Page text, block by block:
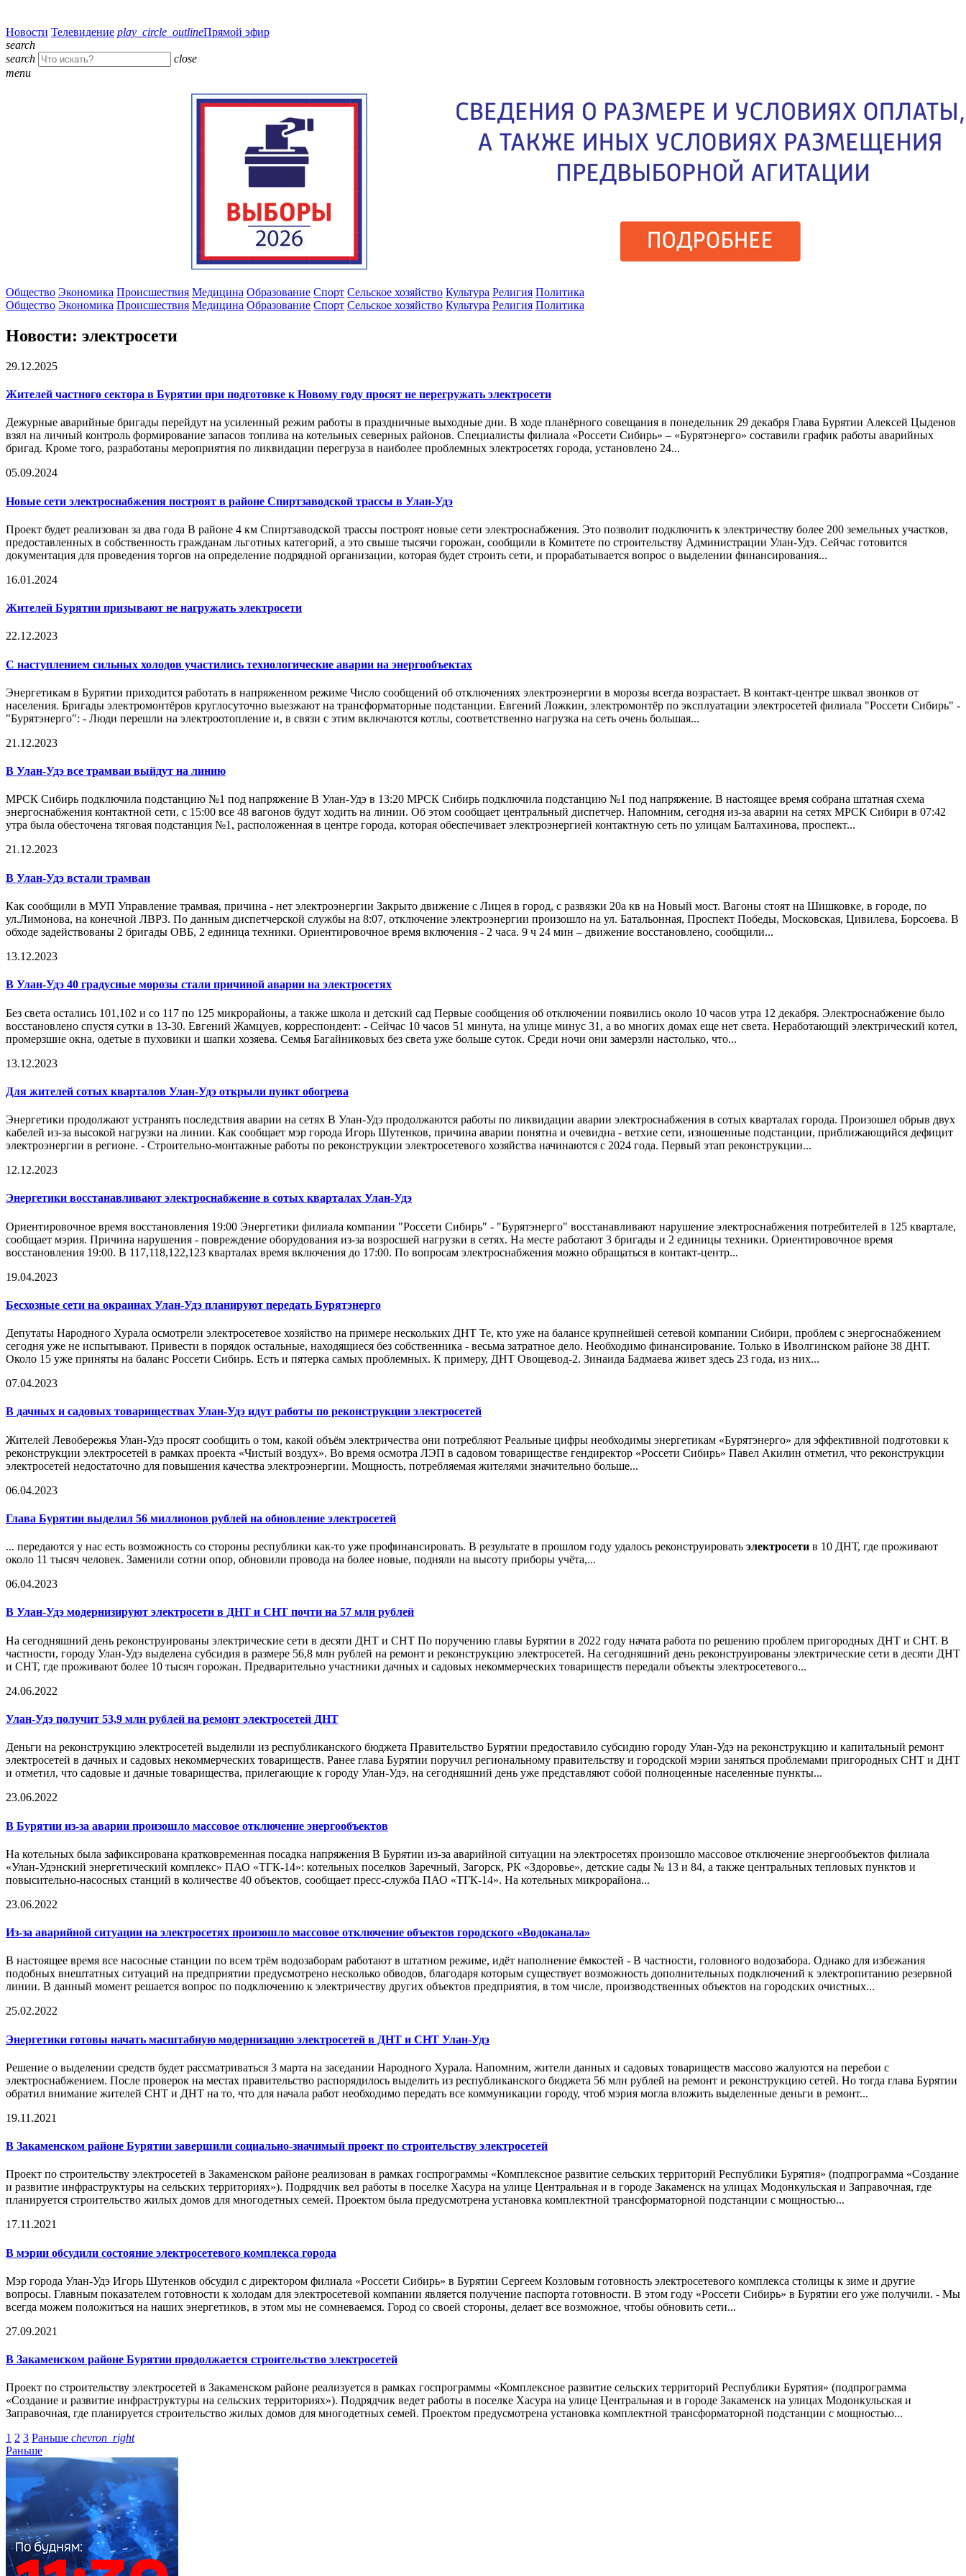
Новости Телевидение play_circle_outlineПрямой эфир
search
search
close
menu
Общество Экономика Происшествия Медицина Образование Спорт Сельское хозяйство Культура Религия Политика
Общество Экономика Происшествия Медицина Образование Спорт Сельское хозяйство Культура Религия Политика
Новости: электросети
29.12.2025
Жителей частного сектора в Бурятии при подготовке к Новому году просят не перегружать электросети
Дежурные аварийные бригады перейдут на усиленный режим работы в праздничные выходные дни. В ходе планёрного совещания в понедельник 29 декабря Глава Бурятии Алексей Цыденов
взял на личный контроль формирование запасов топлива на котельных северных районов. Специалисты филиала «Россети Сибирь» – «Бурятэнерго» составили график работы аварийных
бригад. Кроме того, разработаны мероприятия по ликвидации перегруза в наиболее проблемных электросетях города, установлено 24...
05.09.2024
Новые сети электроснабжения построят в районе Спиртзаводской трассы в Улан-Удэ
Проект будет реализован за два года В районе 4 км Спиртзаводской трассы построят новые сети электроснабжения. Это позволит подключить к электричеству более 200 земельных участков,
предоставленных в собственность гражданам льготных категорий, а это свыше тысячи горожан, сообщили в Комитете по строительству Администрации Улан-Удэ. Сейчас готовится
документация для проведения торгов на определение подрядной организации, которая будет строить сети, и прорабатывается вопрос о выделении финансирования...
16.01.2024
Жителей Бурятии призывают не нагружать электросети
22.12.2023
С наступлением сильных холодов участились технологические аварии на энергообъектах
Энергетикам в Бурятии приходится работать в напряженном режиме Число сообщений об отключениях электроэнергии в морозы всегда возрастает. В контакт-центре шквал звонков от
населения. Бригады электромонтёров круглосуточно выезжают на трансформаторные подстанции. Евгений Ложкин, электромонтёр по эксплуатации электросетей филиала "Россети Сибирь" -
"Бурятэнерго": - Люди перешли на электроотопление и, в связи с этим включаются котлы, соответственно нагрузка на сеть очень большая...
21.12.2023
В Улан-Удэ все трамваи выйдут на линию
МРСК Сибирь подключила подстанцию №1 под напряжение В Улан-Удэ в 13:20 МРСК Сибирь подключила подстанцию №1 под напряжение. В настоящее время собрана штатная схема
энергоснабжения контактной сети, с 15:00 все 48 вагонов будут ходить на линии. Об этом сообщает центральный диспетчер. Напомним, сегодня из-за аварии на сетях МРСК Сибири в 07:42
утра была обесточена тяговая подстанция №1, расположенная в центре города, которая обеспечивает электроэнергией контактную сеть по улицам Балтахинова, проспект...
21.12.2023
В Улан-Удэ встали трамваи
Как сообщили в МУП Управление трамвая, причина - нет электроэнергии Закрыто движение с Лицея в город, с развязки 20а кв на Новый мост. Вагоны стоят на Шишковке, в городе, по
ул.Лимонова, на конечной ЛВРЗ. По данным диспетчерской службы на 8:07, отключение электроэнергии произошло на ул. Батальонная, Проспект Победы, Московская, Цивилева, Борсоева. В
обходе задействованы 2 бригады ОВБ, 2 единица техники. Ориентировочное время включения - 2 часа. 9 ч 24 мин – движение восстановлено, сообщили...
13.12.2023
В Улан-Удэ 40 градусные морозы стали причиной аварии на электросетях
Без света остались 101,102 и со 117 по 125 микрорайоны, а также школа и детский сад Первые сообщения об отключении появились около 10 часов утра 12 декабря. Электроснабжение было
восстановлено спустя сутки в 13-30. Евгений Жамцуев, корреспондент: - Сейчас 10 часов 51 минута, на улице минус 31, а во многих домах еще нет света. Неработающий электрический котел,
промерзшие окна, одетые в пуховики и шапки хозяева. Семья Багайниковых без света уже больше суток. Среди ночи они замерзли настолько, что...
13.12.2023
Для жителей сотых кварталов Улан-Удэ открыли пункт обогрева
Энергетики продолжают устранять последствия аварии на сетях В Улан-Удэ продолжаются работы по ликвидации аварии электроснабжения в сотых кварталах города. Произошел обрыв двух
кабелей из-за высокой нагрузки на линии. Как сообщает мэр города Игорь Шутенков, причина аварии понятна и очевидна - ветхие сети, изношенные подстанции, приближающийся дефицит
электроэнергии в регионе. - Строительно-монтажные работы по реконструкции электросетевого хозяйства начинаются с 2024 года. Первый этап реконструкции...
12.12.2023
Энергетики восстанавливают электроснабжение в сотых кварталах Улан-Удэ
Ориентировочное время восстановления 19:00 Энергетики филиала компании "Россети Сибирь" - "Бурятэнерго" восстанавливают нарушение электроснабжения потребителей в 125 квартале,
сообщает мэрия. Причина нарушения - повреждение оборудования из-за возросшей нагрузки в сетях. На месте работают 3 бригады и 2 единицы техники. Ориентировочное время
восстановления 19:00. В 117,118,122,123 кварталах время включения до 17:00. По вопросам электроснабжения можно обращаться в контакт-центр...
19.04.2023
Бесхозные сети на окраинах Улан-Удэ планируют передать Бурятэнерго
Депутаты Народного Хурала осмотрели электросетевое хозяйство на примере нескольких ДНТ Те, кто уже на балансе крупнейшей сетевой компании Сибири, проблем с энергоснабжением
сегодня уже не испытывают. Привести в порядок остальные, находящиеся без собственника - весьма затратное дело. Необходимо финансирование. Только в Иволгинском районе 38 ДНТ.
Около 15 уже приняты на баланс Россети Сибирь. Есть и пятерка самых проблемных. К примеру, ДНТ Овощевод-2. Зинаида Бадмаева живет здесь 23 года, из них...
07.04.2023
В дачных и садовых товариществах Улан-Удэ идут работы по реконструкции электросетей
Жителей Левобережья Улан-Удэ просят сообщить о том, какой объём электричества они потребляют Реальные цифры необходимы энергетикам «Бурятэнерго» для эффективной подготовки к
реконструкции электросетей в рамках проекта «Чистый воздух». Во время осмотра ЛЭП в садовом товариществе гендиректор «Россети Сибирь» Павел Акилин отметил, что реконструкции
электросетей недостаточно для повышения качества электроэнергии. Мощность, потребляемая жителями значительно больше...
06.04.2023
Глава Бурятии выделил 56 миллионов рублей на обновление электросетей
... передаются у нас есть возможность со стороны республики как-то уже профинансировать. В результате в прошлом году удалось реконструировать электросети в 10 ДНТ, где проживают
около 11 тысяч человек. Заменили сотни опор, обновили провода на более новые, подняли на высоту приборы учёта,...
06.04.2023
В Улан-Удэ модернизируют электросети в ДНТ и СНТ почти на 57 млн рублей
На сегодняшний день реконструированы электрические сети в десяти ДНТ и СНТ По поручению главы Бурятии в 2022 году начата работа по решению проблем пригородных ДНТ и СНТ. В
частности, городу Улан-Удэ выделена субсидия в размере 56,8 млн рублей на ремонт и реконструкцию электросетей. На сегодняшний день реконструированы электрические сети в десяти ДНТ
и СНТ, где проживают более 10 тысяч горожан. Предварительно участники дачных и садовых некоммерческих товариществ передали объекты электросетевого...
24.06.2022
Улан-Удэ получит 53,9 млн рублей на ремонт электросетей ДНТ
Деньги на реконструкцию электросетей выделили из республиканского бюджета Правительство Бурятии предоставило субсидию городу Улан-Удэ на реконструкцию и капитальный ремонт
электросетей в дачных и садовых некоммерческих товариществ. Ранее глава Бурятии поручил региональному правительству и городской мэрии заняться проблемами пригородных СНТ и ДНТ
и отметил, что садовые и дачные товарищества, прилегающие к городу Улан-Удэ, на сегодняшний день уже представляют собой полноценные населенные пункты...
23.06.2022
В Бурятии из-за аварии произошло массовое отключение энергообъектов
На котельных была зафиксирована кратковременная посадка напряжения В Бурятии из-за аварийной ситуации на электросетях произошло массовое отключение энергообъектов филиала
«Улан-Удэнский энергетический комплекс» ПАО «ТГК-14»: котельных поселков Заречный, Загорск, РК «Здоровье», детские сады № 13 и 84, а также центральных тепловых пунктов и
повысительно-насосных станций в количестве 40 объектов, сообщает пресс-служба ПАО «ТГК-14». На котельных микрорайона...
23.06.2022
Из-за аварийной ситуации на электросетях произошло массовое отключение объектов городского «Водоканала»
В настоящее время все насосные станции по всем трём водозаборам работают в штатном режиме, идёт наполнение ёмкостей - В частности, головного водозабора. Однако для избежания
подобных внештатных ситуаций на предприятии предусмотрено несколько обводов, благодаря которым существует возможность дополнительных подключений к электропитанию резервной
линии. В данный момент решается вопрос по подключению к электричеству других объектов предприятия, в том числе, производственных объектов на городских очистных...
25.02.2022
Энергетики готовы начать масштабную модернизацию электросетей в ДНТ и СНТ Улан-Удэ
Решение о выделении средств будет рассматриваться 3 марта на заседании Народного Хурала. Напомним, жители данных и садовых товариществ массово жалуются на перебои с
электроснабжением. После проверок на местах правительство распорядилось выделить из республиканского бюджета 56 млн рублей на ремонт и реконструкцию сетей. Но тогда глава Бурятии
обратил внимание жителей СНТ и ДНТ на то, что для начала работ необходимо передать все коммуникации городу, чтоб мэрия могла вложить выделенные деньги в ремонт...
19.11.2021
В Закаменском районе Бурятии завершили социально-значимый проект по строительству электросетей
Проект по строительству электросетей в Закаменском районе реализован в рамках госпрограммы «Комплексное развитие сельских территорий Республики Бурятия» (подпрограмма «Создание
и развитие инфраструктуры на сельских территориях»). Подрядчик вел работы в поселке Хасура на улице Центральная и в городе Закаменск на улицах Модонкульская и Заправочная, где
планируется строительство жилых домов для многодетных семей. Проектом была предусмотрена установка комплектной трансформаторной подстанции с мощностью...
17.11.2021
В мэрии обсудили состояние электросетевого комплекса города
Мэр города Улан-Удэ Игорь Шутенков обсудил с директором филиала «Россети Сибирь» в Бурятии Сергеем Козловым готовность электросетевого комплекса столицы к зиме и другие
вопросы. Главным показателем готовности к холодам для электросетевой компании является получение паспорта готовности. В этом году «Россети Сибирь» в Бурятии его уже получили. - Мы
всегда можем положиться на наших энергетиков, в этом мы не сомневаемся. Город со своей стороны, делает все возможное, чтобы обновить сети...
27.09.2021
В Закаменском районе Бурятии продолжается строительство электросетей
Проект по строительству электросетей в Закаменском районе реализуется в рамках госпрограммы «Комплексное развитие сельских территорий Республики Бурятия» (подпрограмма
«Создание и развитие инфраструктуры на сельских территориях»). Подрядчик ведет работы в поселке Хасура на улице Центральная и в городе Закаменск на улицах Модонкульская и
Заправочная, где планируется строительство жилых домов для многодетных семей. Проектом предусмотрена установка комплектной трансформаторной подстанции с мощностью...
1 2 3 Раньше chevron_right
Раньше